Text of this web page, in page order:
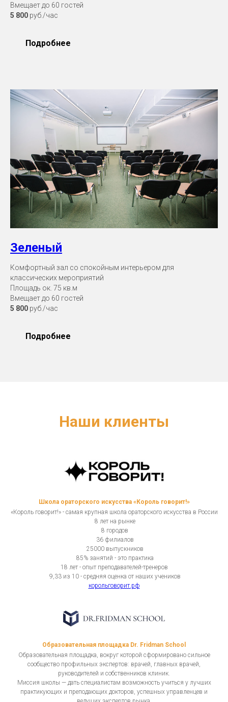
Вмещает до 60 гостей
5 800 руб./час
Подробнее
Зеленый
Комфортный зал со спокойным интерьером для
классических мероприятий
Площадь ок. 75 кв.м
Вмещает до 60 гостей
5 800 руб./час
Подробнее
Наши клиенты
Школа ораторского искусства «Король говорит!»
«Король говорит!» - самая крупная школа ораторского искусства в России
8 лет на рынке
8 городов
36 филиалов
25000 выпускников
85% занятий - это практика
18 лет - опыт преподавателей-тренеров
9,33 из 10 - средняя оценка от наших учеников
корольговорит.рф
Образовательная площадка Dr. Fridman School
Образовательная площадка, вокруг которой сформировано сильное
сообщество профильных экспертов: врачей, главных врачей,
руководителей и собственников клиник.
Миссия школы — дать специалистам возможность учиться у лучших
практикующих и преподающих докторов, успешных управленцев и